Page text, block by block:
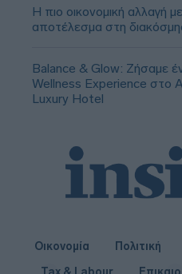
Η πιο οικονομική αλλαγή
αποτέλεσμα στη
Balance & Glow: Ζήσαμε
Wellness Experience στο
Luxury Hotel
Οικονομία Πολιτική